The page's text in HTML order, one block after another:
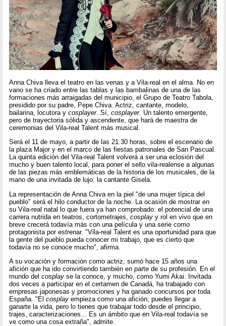
Anna Chiva lleva el teatro en las venas y a Vila-real en el alma. No en
vano se ha criado entre las tablas y las bambalinas de una de las
formaciones más arraigadas del municipio, el Grupo de Teatro Tabola,
presidido por su padre, Pepe Chiva. Actriz, cantante, modelo,
bailarina, locutora ycosplayer. Sí,cosplayer. Un talento emergente,
pero de trayectoria sólida y ascendente, que hará de maestra de
ceremonias del Vila-real Talent más musical.
Será el 11 de mayo, a partir de las 21.30 horas, sobre el escenario de
la plaza Major y en el marco de las fiestas patronales de San Pascual.
La quinta edición del Vila-real Talent volverá a ser una eclosión del
mucho y buen talento local, para poner el sello vila-realense a algunas
de las piezas más emblemáticas de la historia de los musicales, de la
mano de una invitada de lujo: la cantante Gisela.
La representación de Anna Chiva en la piel "de una mujer típica del
pueblo" será el hilo conductor de la noche. La ocasión de mostrar en
su Vila-real natal lo que fuera ya han comprobado: el potencial de una
carrera nutrida en teatros, cortometrajes,cosplay y rol en vivo que en
breve crecerá todavía más con una película y una serie como
protagonista por estrenar. "Vila-real Talent es una oportunidad para que
la gente del pueblo pueda conocer mi trabajo, que es cierto que
todavía no se conoce mucho", afirma.
A su vocación y formación como actriz, sumó hace 15 años una
afición que ha ido convirtiendo también en parte de su profesión. En el
mundo delcosplayse la conoce, y mucho, como Yumi Akai. Invitada
dos veces a participar en el certamen de Canadá, ha trabajado con
empresas japonesas y promociones y ha ganado concursos por toda
España. "Elcosplayempieza como una afición; puedes llegar a
ganarte la vida, pero lo tienes que trabajar todo desde el principio,
trajes, caracterizaciones... Es un ámbito que en Vila-real todavía se
ve como una cosa extraña", admite.